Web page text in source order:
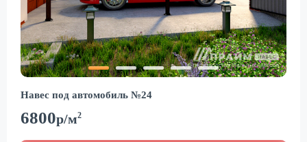
Навес под автомобиль №24
6800р/м2